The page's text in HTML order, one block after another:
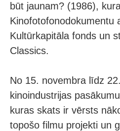
būt jaunam? (1986),
Kinofotofonodokumentu
Kultūrkapitāla fonds un
Classics.
No 15. novembra līdz
kinoindustrijas
kuras skats ir vērsts
topošo filmu projekti un